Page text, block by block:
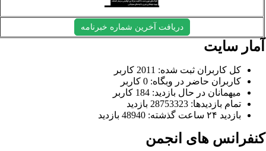
دریافت آخرین شماره خبرنامه
سایت
کل کاربران ثبت شده: 2011 کاربر
کاربران حاضر در وبگاه: 0 کاربر
میهمانان در حال بازدید: 184 کاربر
تمام بازدید‌ها: 28753323 بازدید
بازدید ۲۴ ساعت گذشته: 48940 بازدید
های انجمن